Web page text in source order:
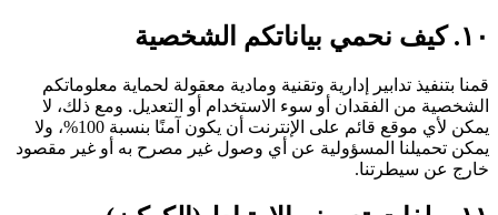
١٠. كيف نحمي بياناتكم الشخصية
قمنا بتنفيذ تدابير إدارية وتقنية ومادية معقولة لحماية معلوماتكم
الشخصية من الفقدان أو سوء الاستخدام أو التعديل. ومع ذلك، لا
يمكن لأي موقع قائم على الإنترنت أن يكون آمنًا بنسبة 100%، ولا
يمكن تحميلنا المسؤولية عن أي وصول غير مصرح به أو غير مقصود
خارج عن سيطرتنا.